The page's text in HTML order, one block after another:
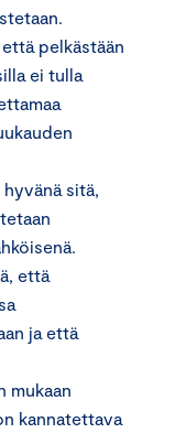
pelkästään
ei tulla
sitä,
että
ja että
mukaan
kannatettava